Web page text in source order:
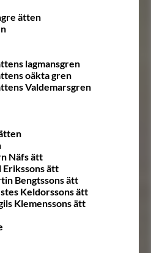
ätten
lagmansgren
oäkta gren
Valdemarsgren
Näfs ätt
Erikssons ätt
Bengtssons ätt
Keldorssons ätt
Klemenssons ätt